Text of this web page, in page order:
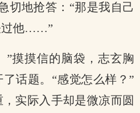
切地抢答：“那是我自己
过他……”
”摸摸信的脑袋，志玄胸
话题。“感觉怎么样？”
实际入手却是微凉而圆